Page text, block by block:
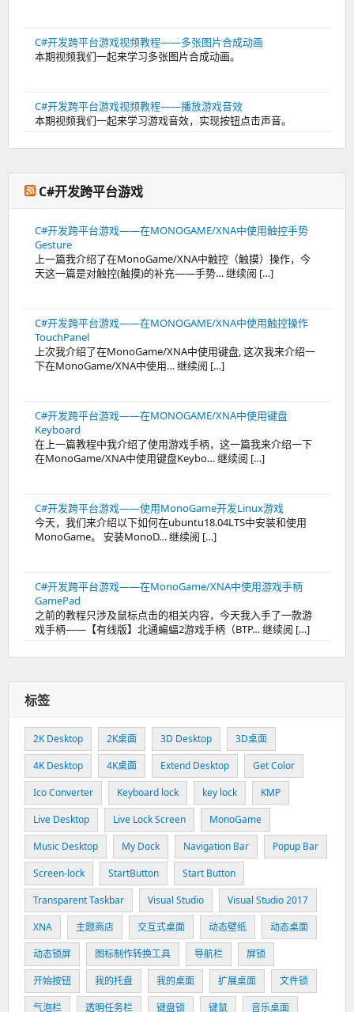
C#开发跨平台游戏视频教程——多张图片合成动画
本期视频我们一起来学习多张图片合成动画。
C#开发跨平台游戏视频教程——播放游戏音效
本期视频我们一起来学习游戏音效，实现按钮点击声音。
C#开发跨平台游戏
C#开发跨平台游戏——在MONOGAME/XNA中使用触控手势
Gesture
上一篇我介绍了在MonoGame/XNA中触控（触摸）操作，今
天这一篇是对触控(触摸)的补充——手势… 继续阅 […]
C#开发跨平台游戏——在MONOGAME/XNA中使用触控操作
TouchPanel
上次我介绍了在MonoGame/XNA中使用键盘, 这次我来介绍一
下在MonoGame/XNA中使用… 继续阅 […]
C#开发跨平台游戏——在MONOGAME/XNA中使用键盘
Keyboard
在上一篇教程中我介绍了使用游戏手柄，这一篇我来介绍一下
在MonoGame/XNA中使用键盘Keybo… 继续阅 […]
C#开发跨平台游戏——使用MonoGame开发Linux游戏
今天，我们来介绍以下如何在ubuntu18.04LTS中安装和使用
MonoGame。 安装MonoD… 继续阅 […]
C#开发跨平台游戏——在MonoGame/XNA中使用游戏手柄
GamePad
之前的教程只涉及鼠标点击的相关内容，今天我入手了一款游
戏手柄——【有线版】北通蝙蝠2游戏手柄（BTP… 继续阅 […]
标签
2K Desktop 2K桌面 3D Desktop
3D桌面
4K Desktop
4K桌面 Extend Desktop
Get Color
Ico Converter
Keyboard lock key lock
KMP
Live Desktop
Live Lock Screen
MonoGame
Music Desktop
My Dock Navigation Bar
Popup Bar
Screen-lock
StartButton
Start Button
Transparent Taskbar
Visual Studio
Visual Studio 2017
XNA
主题商店 交互式桌面 动态壁纸
动态桌面
动态锁屏
图标制作转换工具 导航栏
屏锁
开始按钮
我的托盘 我的桌面 扩展桌面
文件锁
气泡栏
透明任务栏 键盘锁 键鼠 音乐桌面